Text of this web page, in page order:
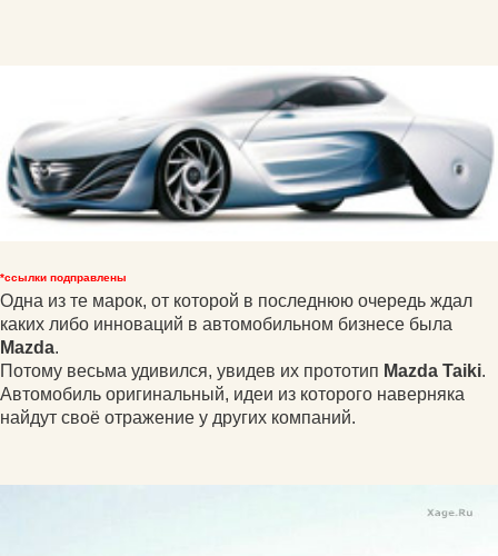
*ссылки подправлены
Одна из те марок, от которой в последнюю очередь ждал
каких либо инноваций в автомобильном бизнесе была
Mazda.
Потому весьма удивился, увидев их прототип Mazda Taiki.
Автомобиль оригинальный, идеи из которого наверняка
найдут своё отражение у других компаний.